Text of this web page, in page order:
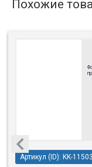
Похожие
Артикул (ID): KK-11503